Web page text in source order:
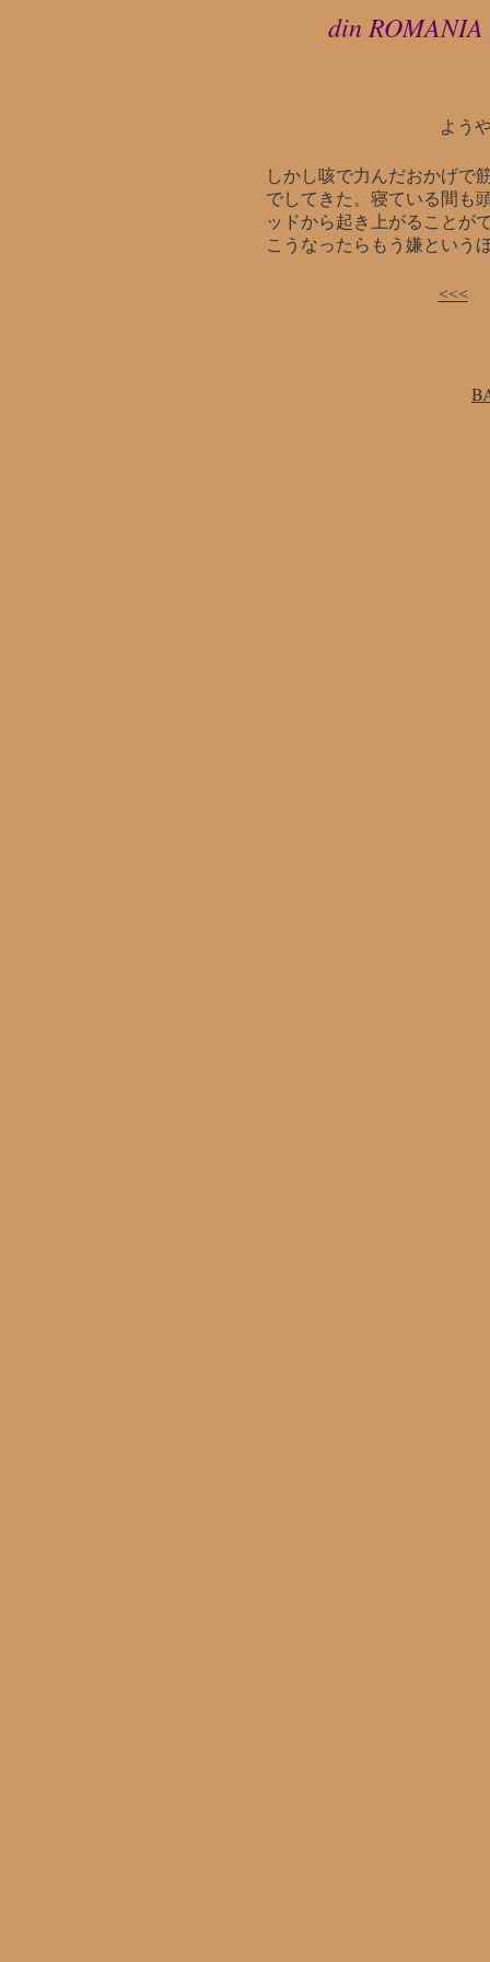
din ROMANIA
よう
しかし咳で力んだおかげで
でしてきた。寝ている間も
ッドから起き上がることが
こうなったらもう嫌という
<<<